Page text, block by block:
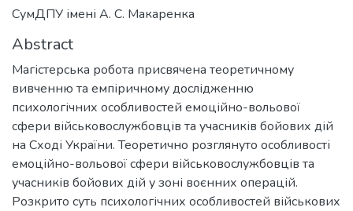
СумДПУ імені А. С. Макаренка
Abstract
Магістерська робота присвячена теоретичному
вивченню та емпіричному дослідженню
психологічних особливостей емоційно-вольової
сфери військовослужбовців та учасників бойових дій
на Сході України. Теоретично розглянуто особливості
емоційно-вольової сфери військовослужбовців та
учасників бойових дій у зоні воєнних операцій.
Розкрито суть психологічних особливостей військових